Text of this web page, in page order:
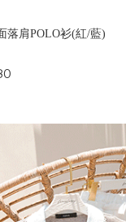
落肩POLO衫(紅/藍)